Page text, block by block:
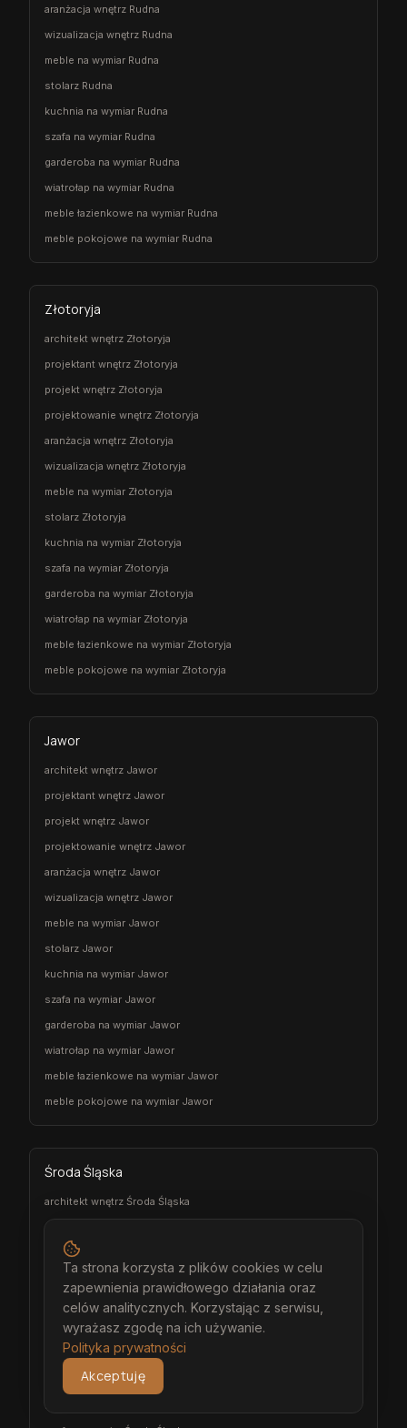
aranżacja wnętrz Rudna
wizualizacja wnętrz Rudna
meble na wymiar Rudna
stolarz Rudna
kuchnia na wymiar Rudna
szafa na wymiar Rudna
garderoba na wymiar Rudna
wiatrołap na wymiar Rudna
meble łazienkowe na wymiar Rudna
meble pokojowe na wymiar Rudna
Złotoryja
architekt wnętrz Złotoryja
projektant wnętrz Złotoryja
projekt wnętrz Złotoryja
projektowanie wnętrz Złotoryja
aranżacja wnętrz Złotoryja
wizualizacja wnętrz Złotoryja
meble na wymiar Złotoryja
stolarz Złotoryja
kuchnia na wymiar Złotoryja
szafa na wymiar Złotoryja
garderoba na wymiar Złotoryja
wiatrołap na wymiar Złotoryja
meble łazienkowe na wymiar Złotoryja
meble pokojowe na wymiar Złotoryja
Jawor
architekt wnętrz Jawor
projektant wnętrz Jawor
projekt wnętrz Jawor
projektowanie wnętrz Jawor
aranżacja wnętrz Jawor
wizualizacja wnętrz Jawor
meble na wymiar Jawor
stolarz Jawor
kuchnia na wymiar Jawor
szafa na wymiar Jawor
garderoba na wymiar Jawor
wiatrołap na wymiar Jawor
meble łazienkowe na wymiar Jawor
meble pokojowe na wymiar Jawor
Środa Śląska
architekt wnętrz Środa Śląska
projekt wnętrz Środa Śląska
projektowanie wnętrz Środa Śląska
aranżacja wnętrz Środa Śląska
wizualizacja wnętrz Środa Śląska
meble na wymiar Środa Śląska
stolarz Środa Śląska
kuchnia na wymiar Środa Śląska
Ta strona korzysta z plików cookies w celu
zapewnienia prawidłowego działania oraz
celów analitycznych. Korzystając z serwisu,
wyrażasz zgodę na ich używanie.
Polityka prywatności
Akceptuję